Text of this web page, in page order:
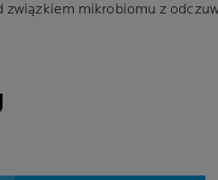
związkiem mikrobiomu z